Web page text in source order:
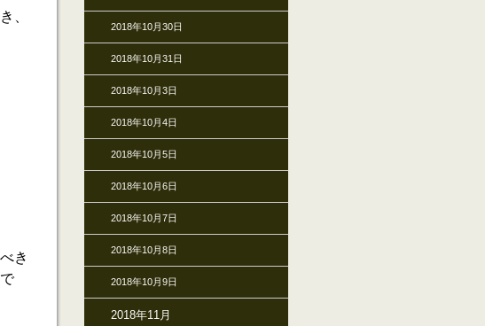
、
き
2018年10月30日
2018年10月31日
2018年10月3日
2018年10月4日
2018年10月5日
2018年10月6日
2018年10月7日
2018年10月8日
2018年10月9日
2018年11月